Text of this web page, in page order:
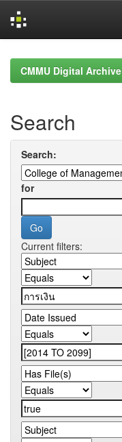
navigationCMMU Digital Archive
Search
Search:
for
Current filters: